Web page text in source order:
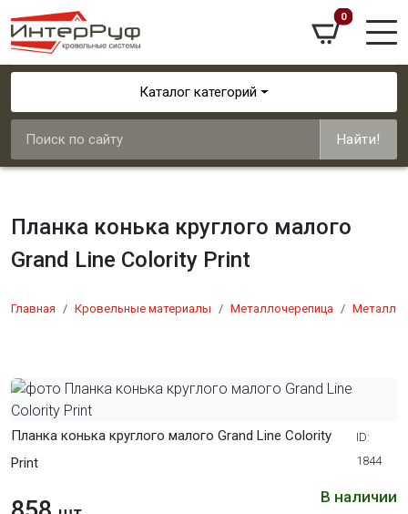
0
Каталог категорий
Найти!
Планка конька круглого малого
Grand Line Colority Print
Главная Кровельные материалы Металлочерепица
Планка конька круглого малого Grand Line Colority
Print
ID:
1844
В наличии